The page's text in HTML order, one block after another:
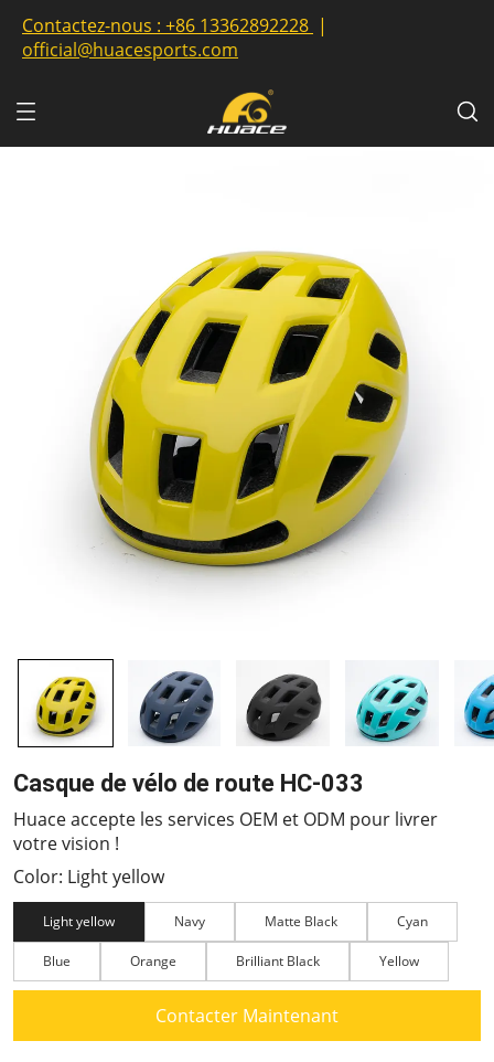
Contactez-nous : +86 13362892228 |
official@huacesports.com
Casque de vélo de route HC-033
Huace accepte les services OEM et ODM pour livrer
votre vision !
Color: Light yellow
Light yellow Navy Matte Black Cyan
Blue Orange Brilliant Black Yellow
Contacter Maintenant